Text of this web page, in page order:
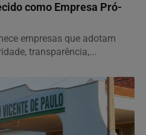
como Empresa Pró-
empresas que adotam
transparência,...